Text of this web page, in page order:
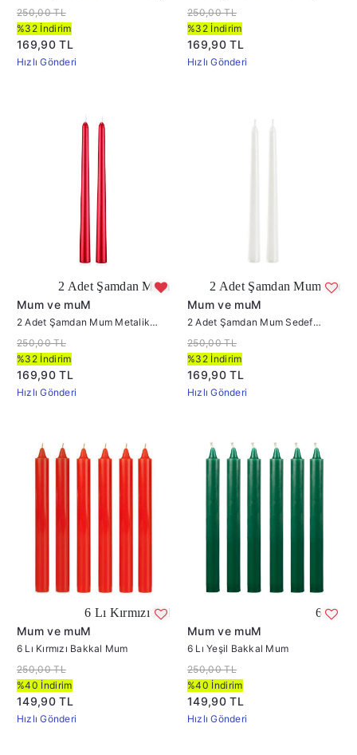
250,00 TL
%32 İndirim
169,90 TL
Hızlı Gönderi
Rengi
250,00 TL
%32 İndirim
169,90 TL
Hızlı Gönderi
Adet Şamdan Mum Metalik Kırmızı
Mum ve muM
2 Adet Şamdan Mum Metalik
Kırmızı
250,00 TL
%32 İndirim
169,90 TL
Hızlı Gönderi
2 Adet Şamdan Mum Sedef Rengi
Mum ve muM
2 Adet Şamdan Mum Sedef
Rengi
250,00 TL
%32 İndirim
169,90 TL
Hızlı Gönderi
6 Lı Kırmızı Bakkal Mum ( Bakkal Mum )
Mum ve muM
6 Lı Kırmızı Bakkal Mum
250,00 TL
%40 İndirim
149,90 TL
Hızlı Gönderi
6 Lı Yeşil Bakkal
Mum ve muM
6 Lı Yeşil Bakkal Mum
250,00 TL
%40 İndirim
149,90 TL
Hızlı Gönderi